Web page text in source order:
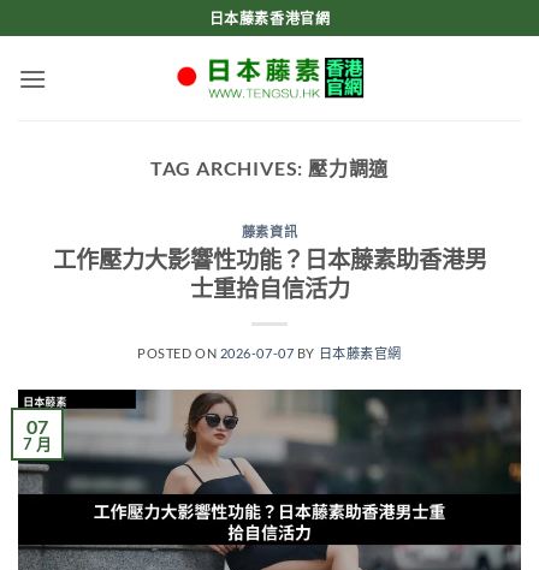
to
content
日本藤素香港官網
TAG ARCHIVES: 壓力調適
藤素資訊
工作壓力大影響性功能？日本藤素助香港男
士重拾自信活力
POSTED ON 2026-07-07 BY 日本藤素官網
07
7 月